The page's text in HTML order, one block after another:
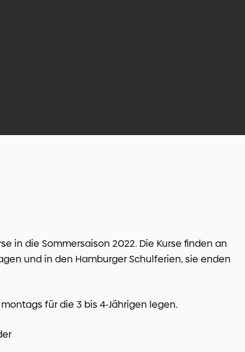
in die Sommersaison 2022. Die Kurse finden an
und in den Hamburger Schulferien, sie enden
für die 3 bis 4-Jährigen legen.